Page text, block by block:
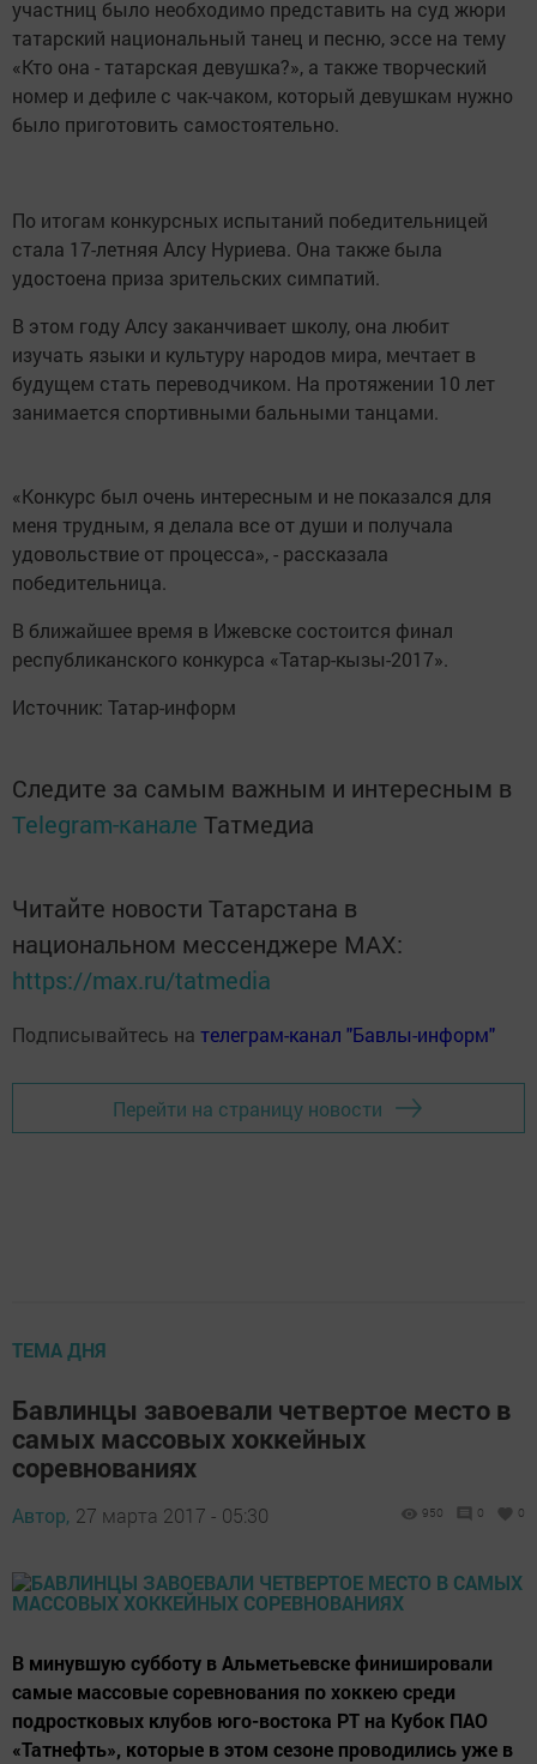
участниц было необходимо представить на суд жюри
татарский национальный танец и песню, эссе на тему
«Кто она - татарская девушка?», а также творческий
номер и дефиле с чак-чаком, который девушкам нужно
было приготовить самостоятельно.
По итогам конкурсных испытаний победительницей
стала 17-летняя Алсу Нуриева. Она также была
удостоена приза зрительских симпатий.
В этом году Алсу заканчивает школу, она любит
изучать языки и культуру народов мира, мечтает в
будущем стать переводчиком. На протяжении 10 лет
занимается спортивными бальными танцами.
«Конкурс был очень интересным и не показался для
меня трудным, я делала все от души и получала
удовольствие от процесса», - рассказала
победительница.
В ближайшее время в Ижевске состоится финал
республиканского конкурса «Татар-кызы-2017».
Источник: Татар-информ
Следите за самым важным и интересным в
Telegram-канале Татмедиа
Читайте новости Татарстана в
национальном мессенджере MАХ:
https://max.ru/tatmedia
Подписывайтесь на телеграм-канал "Бавлы-информ"
Перейти на страницу новости
ТЕМА ДНЯ
Бавлинцы завоевали четвертое место в
самых массовых хоккейных
соревнованиях
Автор, 27 марта 2017 - 05:30 950 0 0
В минувшую субботу в Альметьевске финишировали
самые массовые соревнования по хоккею среди
подростковых клубов юго-востока РТ на Кубок ПАО
«Татнефть», которые в этом сезоне проводились уже в